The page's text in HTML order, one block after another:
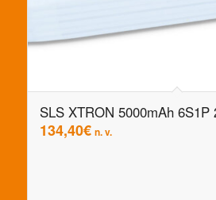
SLS XTRON 5000mAh 6S1P
134,40€ n. v.